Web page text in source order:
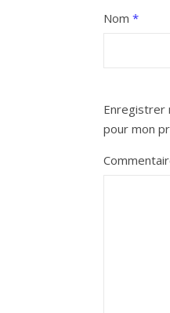
Nom *
Enregistrer
pour mon